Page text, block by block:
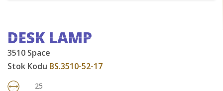
DESK LAMP
3510 Space
Stok Kodu BS.3510-52-17
25